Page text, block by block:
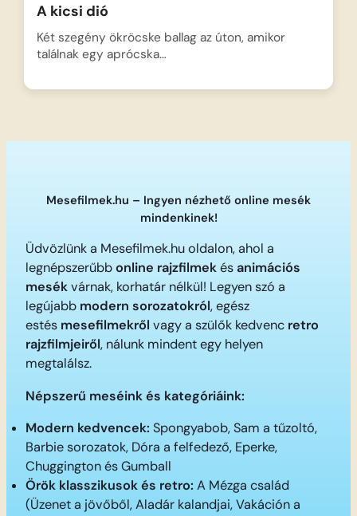
A kicsi dió
Két szegény ökröcske ballag az úton, amikor
találnak egy aprócska…
Mesefilmek.hu – Ingyen nézhető online mesék
mindenkinek!
Üdvözlünk a Mesefilmek.hu oldalon, ahol a
legnépszerűbbonline rajzfilmekésanimációs
mesékvárnak, korhatár nélkül! Legyen szó a
legújabb modern sorozatokról, egész
estés mesefilmekről vagy a szülők kedvenc retro
rajzfilmjeiről, nálunk mindent egy helyen
megtalálsz.
Népszerű meséink és kategóriáink:
Modern kedvencek: Spongyabob, Sam a tűzoltó,
Barbie sorozatok, Dóra a felfedező, Eperke,
Chuggington és Gumball
Örök klasszikusok és retro: A Mézga család
(Üzenet a jövőből, Aladár kalandjai, Vakáción a